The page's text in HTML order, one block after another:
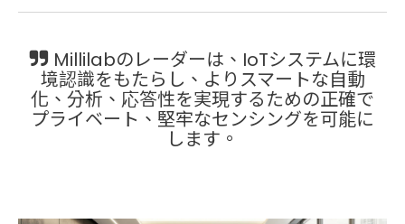
Millilabのレーダーは、IoTシステムに環
境認識をもたらし、よりスマートな自動
化、分析、応答性を実現するための正確で
プライベート、堅牢なセンシングを可能に
します。